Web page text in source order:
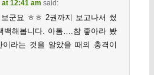
at 12:41 am said:
군요 ㅎㅎ 2권까지 보고나서 썼
백해봅니다. 아톰….참 좋아라 봤
이라는 것을 알았을 때의 충격이